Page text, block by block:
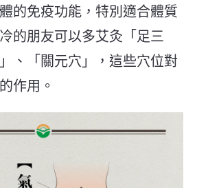
的免疫功能，特別適合體質
的朋友可以多艾灸「足三
、「關元穴」
，這些穴位對
作用。